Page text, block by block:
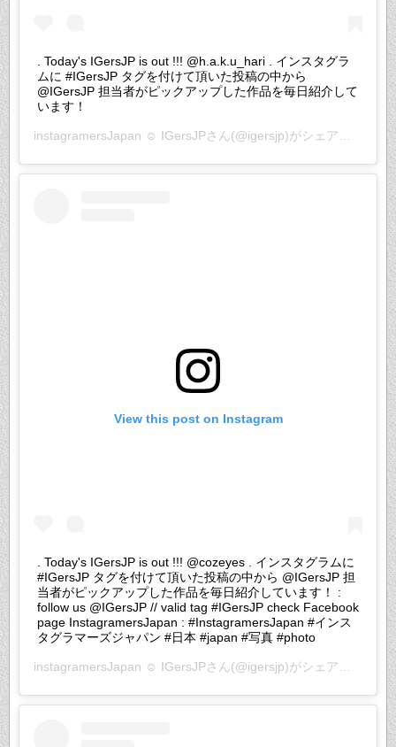
. Today's IGersJP is out !!! @h.a.k.u_hari . インスタグラ
ムに #IGersJP タグを付けて頂いた投稿の中から
@IGersJP 担当者がピックアップした作品を毎日紹介して
います！
instagramersJapan ☺︎ IGersJPさん(@igersjp)がシェアした投稿 –
View this post on Instagram
. Today's IGersJP is out !!! @cozeyes . インスタグラムに
#IGersJP タグを付けて頂いた投稿の中から @IGersJP 担
当者がピックアップした作品を毎日紹介しています！ :
follow us @IGersJP // valid tag #IGersJP check Facebook
page InstagramersJapan : #InstagramersJapan #インス
タグラマーズジャパン #日本 #japan #写真 #photo
instagramersJapan ☺︎ IGersJPさん(@igersjp)がシェアした投稿 –